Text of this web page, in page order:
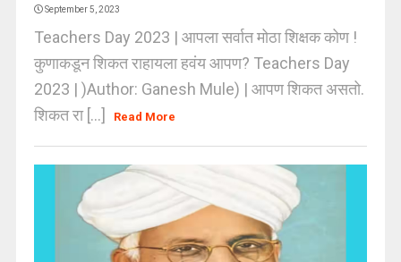
September 5, 2023
Teachers Day 2023 | आपला सर्वात मोठा शिक्षक कोण !
कुणाकडून शिकत राहायला हवंय आपण? Teachers Day
2023 | )Author: Ganesh Mule) | आपण शिकत असतो.
शिकत रा [...]
Read More